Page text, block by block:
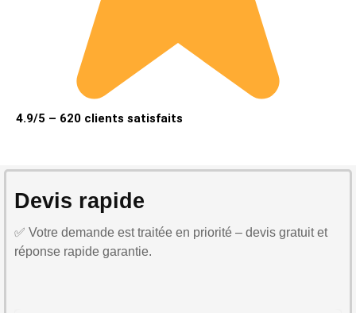
4.9/5 – 620 clients satisfaits
Devis rapide
✅ Votre demande est traitée en priorité – devis gratuit et
réponse rapide garantie.